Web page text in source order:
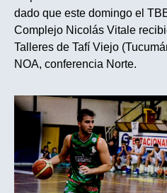
dado que este domingo el
Complejo Nicolás Vitale
Talleres de Tafí Viejo
NOA, conferencia Norte.